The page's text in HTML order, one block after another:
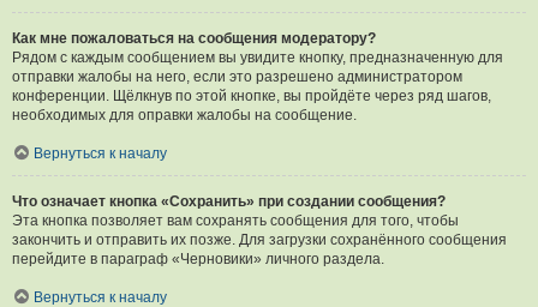
Как мне пожаловаться на сообщения модератору?
Рядом с каждым сообщением вы увидите кнопку, предназначенную для
отправки жалобы на него, если это разрешено администратором
конференции. Щёлкнув по этой кнопке, вы пройдёте через ряд шагов,
необходимых для оправки жалобы на сообщение.
Вернуться к началу
Что означает кнопка «Сохранить» при создании сообщения?
Эта кнопка позволяет вам сохранять сообщения для того, чтобы
закончить и отправить их позже. Для загрузки сохранённого сообщения
перейдите в параграф «Черновики» личного раздела.
Вернуться к началу